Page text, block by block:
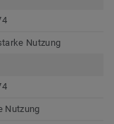
Nutzung
Nutzung